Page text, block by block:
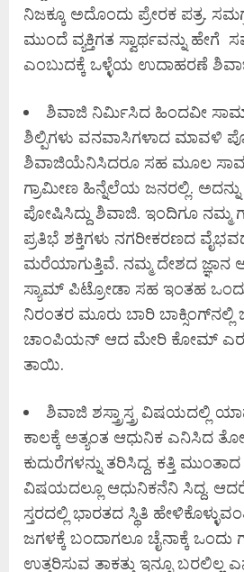
ನಿಜಕ್ಕೂ ಅದೊಂದು ಪ್ರೇರಕ ಪತ್ರ.
ಮುಂದೆ ವ್ಯಕ್ತಿಗತ ಸ್ವಾರ್ಥವನ್ನು
ಎಂಬುದಕ್ಕೆ ಒಳ್ಳೆಯ ಉದಾಹರಣೆ
ಶಿವಾಜಿ ನಿರ್ಮಿಸಿದ ಹಿಂದವೀ
ಶಿಲ್ಪಿಗಳು ವನವಾಸಿಗಳಾದ ಮಾವಳಿ
ಶಿವಾಜಿಯೆನಿಸಿದರೂ ಸಹ ಮೂಲ
ಗ್ರಾಮೀಣ ಹಿನ್ನೆಲೆಯ ಜನರಲ್ಲಿ.
ಪೋಷಿಸಿದ್ದು ಶಿವಾಜಿ. ಇಂದಿಗೂ ನಮ್ಮ
ಪ್ರತಿಭೆ ಶಕ್ತಿಗಳು ನಗರೀಕರಣದ
ಮರೆಯಾಗುತ್ತಿವೆ. ನಮ್ಮ ದೇಶದ
ಸ್ಯಾಮ್ ಪಿಟ್ರೋಡಾ ಸಹ ಇಂತಹ
ನಿರಂತರ ಮೂರು ಬಾರಿ ಬಾಕ್ಸಿಂಗ್‌ನಲ್ಲಿ
ಚಾಂಪಿಯನ್ ಆದ ಮೇರಿ ಕೋಮ್
ತಾಯಿ.
ಶಿವಾಜಿ ಶಸ್ತ್ರಾಸ್ತ್ರ ವಿಷಯದಲ್ಲಿ
ಕಾಲಕ್ಕೆ ಅತ್ಯಂತ ಆಧುನಿಕ ಎನಿಸಿದ
ಕುದುರೆಗಳನ್ನು ತರಿಸಿದ್ದ. ಕತ್ತಿ
ವಿಷಯದಲ್ಲೂ ಆಧುನಿಕನೆನಿ ಸಿದ್ದ.
ಸ್ತರದಲ್ಲಿ ಭಾರತದ ಸ್ಥಿತಿ
ಜಗಳಕ್ಕೆ ಬಂದಾಗಲೂ ಚೈನಾಕ್ಕೆ ಒಂದು
ಉತ್ತರಿಸುವ ತಾಕತ್ತು ಇನ್ನೂ ಬರಲಿಲ್ಲ